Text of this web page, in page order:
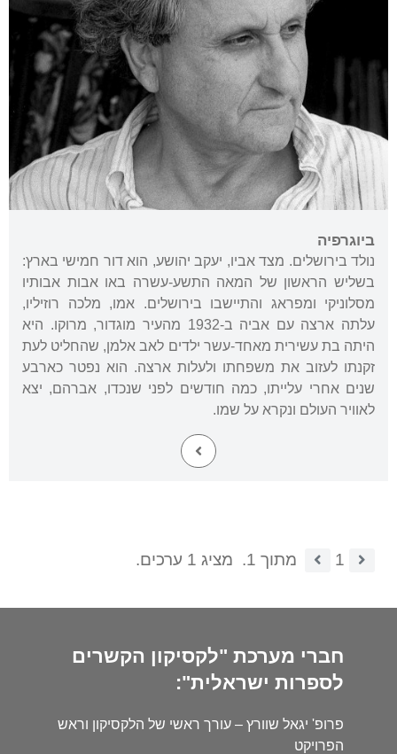
ביוגרפיה
נולד בירושלים. מצד אביו, יעקב יהושע, הוא דור חמישי בארץ:
בשליש הראשון של המאה התשע-עשרה באו אבות אבותיו
מסלוניקי ומפראג והתיישבו בירושלים. אמו, מלכה רוזיליו,
עלתה ארצה עם אביה ב-1932 מהעיר מוגדור, מרוקו. היא
היתה בת עשירית מאחד-עשר ילדים לאב אלמן, שהחליט לעת
זקנתו לעזוב את משפחתו ולעלות ארצה. הוא נפטר כארבע
שנים אחרי עלייתו, כמה חודשים לפני שנכדו, אברהם, יצא
לאוויר העולם ונקרא על שמו.
1 מתוך 1. מציג 1 ערכים.
חברי מערכת "לקסיקון הקשרים
לספרות ישראלית":
פרופ' יגאל שוורץ – עורך ראשי של הלקסיקון וראש
הפרויקט